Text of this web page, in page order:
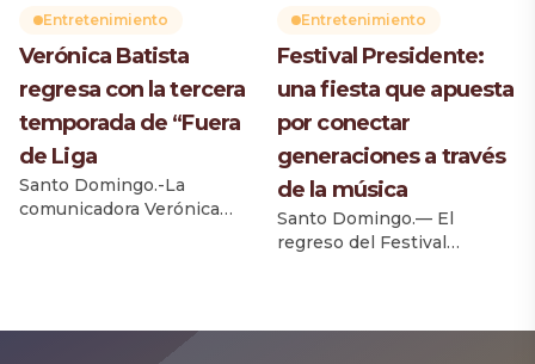
radicada en Estados
Unidos. El anuncio fue
realizado durante el
tradicional desayuno de […]
ingresos del artista, según
explicó el abogado
Francisco Caamaño.
Durante […]
Entretenimiento
Verónica Batista
regresa con la tercera
temporada de “Fuera
de Liga
Santo Domingo.-La
comunicadora Verónica
ha consolidado como una
Entretenimiento
Festival Presidente:
una fiesta que apuesta
por conectar
generaciones a través
de la música
Santo Domingo.— El
regreso del Festival